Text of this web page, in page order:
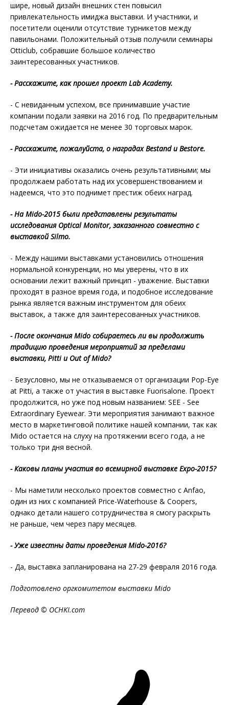
шире, новый дизайн внешних стен повысил
привлекательность имиджа выставки. И участники, и
посетители оценили отсутствие турникетов между
павильонами. Положительный отзыв получили семинары
Otticlub, собравшие большое количество
заинтересованных участников.
- Расскажите, как прошел проект Lab Academy.
- С невиданным успехом, все принимавшие участие
компании подали заявки на 2016 год. По предварительным
подсчетам ожидается не менее 30 торговых марок.
- Расскажите, пожалуйста, о наградах Bestand и Bestore.
- Эти инициативы оказались очень результативными; мы
продолжаем работать над их усовершенствованием и
надеемся, что это поднимет престиж обеих наград.
- НаMido-2015 были представлены результаты
исследования Optical Monitor, заказанного совместно с
выставкойSilmo.
- Между нашими выставками установились отношения
нормальной конкуренции, но мы уверены, что в их
основании лежит важный принцип - уважение. Выставки
проходят в разное время года, и подобное исследование
рынка является важным инструментом для обеих
выставок, а также для заинтересованных участников.
- После окончанияMido собираетесь ли вы продолжить
традицию проведения мероприятий за пределами
выставки, Pitti и Out ofMido?
- Безусловно, мы не отказываемся от организации Pop-Eye
at Pitti, а также от участия в выставке Fuorisalone. Проект
продолжится, но уже под новым названием: SEE - See
Extraordinary Eyewear. Эти мероприятия занимают важное
место в маркетинговой политике нашей компании, так как
Mido остается на слуху на протяжении всего года, а не
только три дня весной.
- Каковы планы участия во всемирной выставке Expo-2015?
- Мы наметили несколько проектов совместно с Anfao,
один из них с компанией Price-Waterhouse & Coopers,
однако детали нашего сотрудничества я смогу раскрыть
не раньше, чем через пару месяцев.
- Уже известны даты проведенияMido-2016?
- Да, выставка запланирована на 27-29 февраля 2016 года.
Подготовлено оргкомитетом выставки Mido
Перевод © OCHKI.com